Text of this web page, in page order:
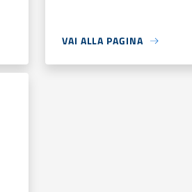
VAI ALLA PAGINA